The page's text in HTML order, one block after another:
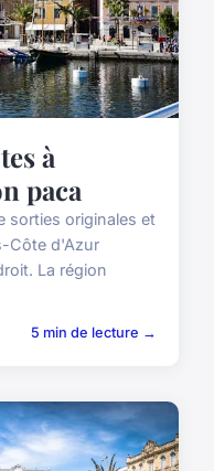
à
paca
sorties originales et
Côte d'Azur
La région
5 min de lecture →